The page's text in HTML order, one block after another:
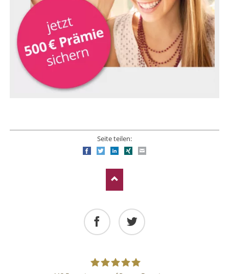
Seite teilen:
FacebookTwitterLinkedIn
Xing